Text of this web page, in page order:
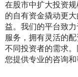
在股市中扩大投资
的自有资金撬动更
益。我们的平台致
服务，拥有灵活的
不同投资者的需求
您提供专业的咨询